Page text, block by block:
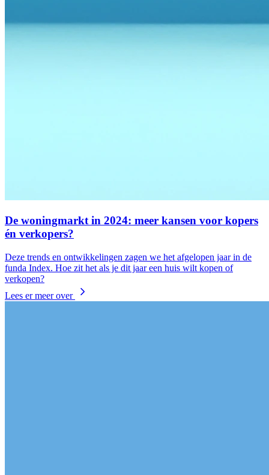
De woningmarkt in 2024: meer kansen voor kopers
én verkopers?
Deze trends en ontwikkelingen zagen we het afgelopen jaar in de
funda Index. Hoe zit het als je dit jaar een huis wilt kopen of
verkopen?
Lees er meer over